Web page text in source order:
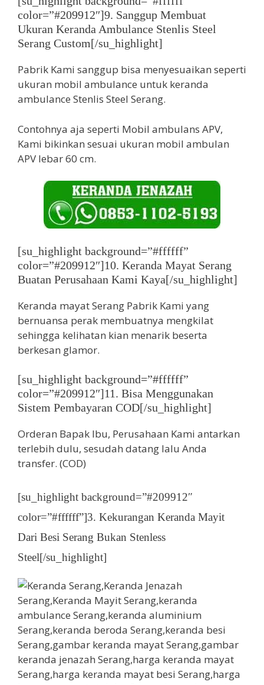
color=”#209912″]9. Sanggup Membuat
Ukuran Keranda Ambulance Stenlis Steel
Serang Custom[/su_highlight]
Pabrik Kami sanggup bisa menyesuaikan seperti
ukuran mobil ambulance untuk keranda
ambulance Stenlis Steel Serang.
Contohnya aja seperti Mobil ambulans APV,
Kami bikinkan sesuai ukuran mobil ambulan
APV lebar 60 cm.
[su_highlight background=”#ffffff”
color=”#209912″]10. Keranda Mayat Serang
Buatan Perusahaan Kami Kaya[/su_highlight]
Keranda mayat Serang Pabrik Kami yang
bernuansa perak membuatnya mengkilat
sehingga kelihatan kian menarik beserta
berkesan glamor.
[su_highlight background=”#ffffff”
color=”#209912″]11. Bisa Menggunakan
Sistem Pembayaran COD[/su_highlight]
Orderan Bapak Ibu, Perusahaan Kami antarkan
terlebih dulu, sesudah datang lalu Anda
transfer. (COD)
[su_highlight background=”#209912″
color=”#ffffff”]3. Kekurangan Keranda Mayit
Dari Besi Serang Bukan Stenless
Steel[/su_highlight]